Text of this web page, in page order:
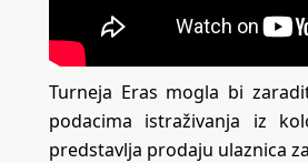
Turneja Eras mogla bi
podacima istraživanja iz
predstavlja prodaju ulaznica